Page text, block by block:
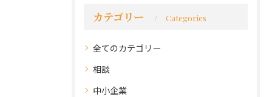
カテゴリー Categories
全てのカテゴリー
相談
中小企業